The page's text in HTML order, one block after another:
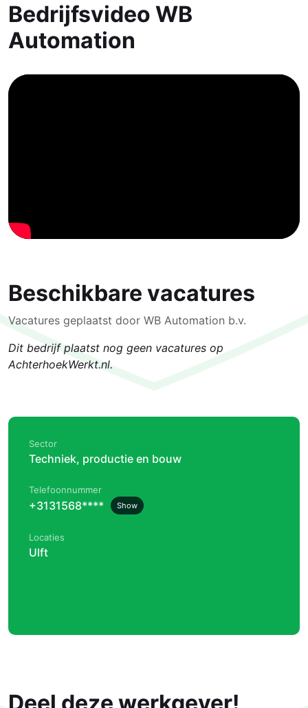
Bedrijfsvideo WB
Automation
Beschikbare vacatures
Vacatures geplaatst door WB Automation b.v.
Dit bedrijf plaatst nog geen vacatures op
AchterhoekWerkt.nl.
Sector
Techniek, productie en bouw
Telefoonnummer
+3131568**** Show
Locaties
Ulft
Deel deze werkgever!